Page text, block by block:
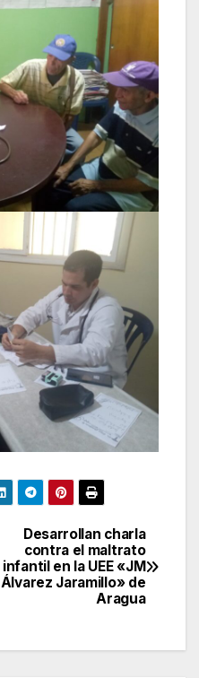
Desarrollan charla
contra el maltrato
infantil en la UEE «JM
Álvarez Jaramillo» de
Aragua